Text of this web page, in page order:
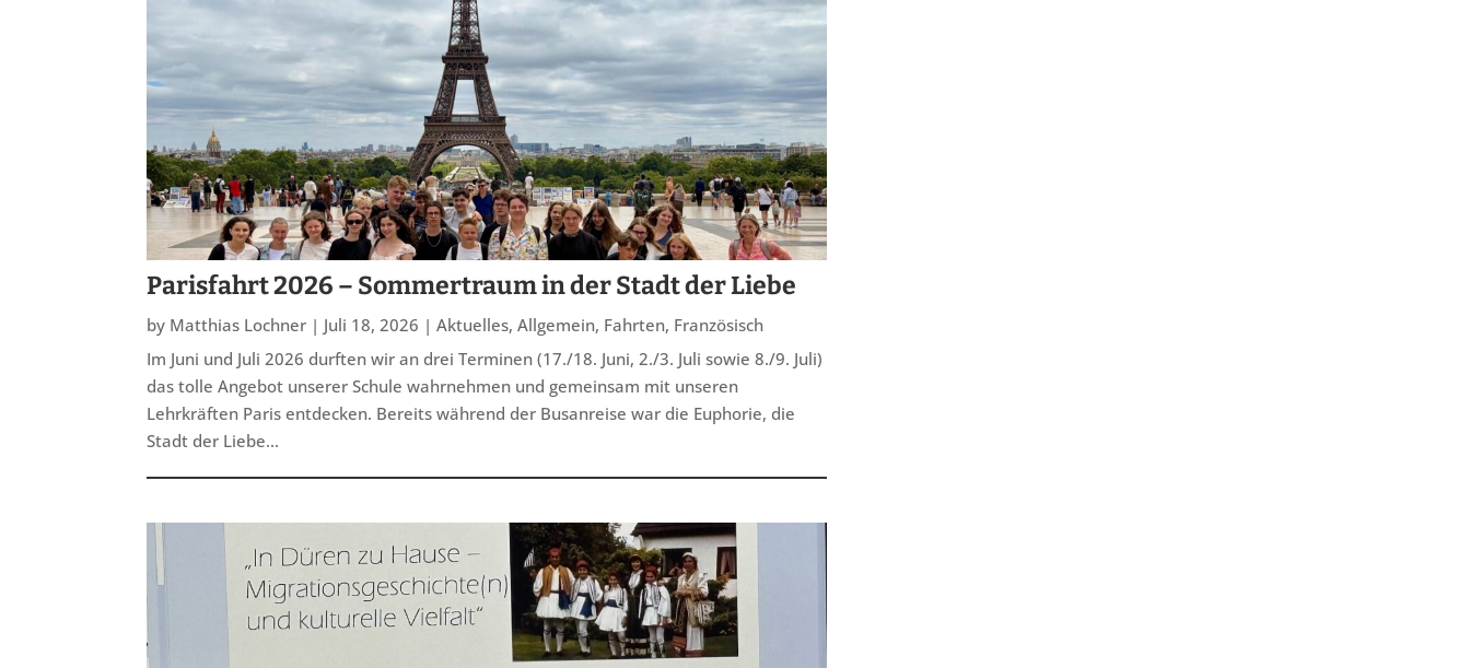
Parisfahrt 2026 – Sommertraum in der Stadt der Liebe
by Matthias Lochner | Juli 18, 2026 |Aktuelles,Allgemein, Fahrten, Französisch
Im Juni und Juli 2026 durften wir an drei Terminen (17./18. Juni, 2./3. Juli sowie 8./9. Juli)
das tolle Angebot unserer Schule wahrnehmen und gemeinsam mit unseren
Lehrkräften Paris entdecken. Bereits während der Busanreise war die Euphorie, die
Stadt der Liebe...